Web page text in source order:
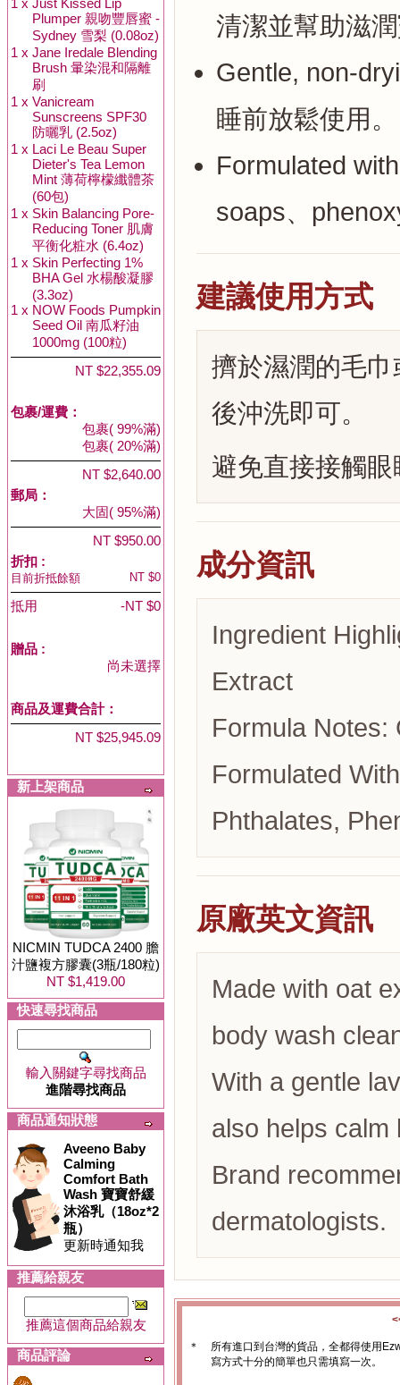
1 x Just Kissed Lip
Plumper 親吻豐唇蜜 -
Sydney 雪梨 (0.08oz)
1 x Jane Iredale Blending
Brush 暈染混和隔離
刷
1 x Vanicream
Sunscreens SPF30
防曬乳 (2.5oz)
1 x Laci Le Beau Super
Dieter's Tea Lemon
Mint 薄荷檸檬纖體茶
(60包)
1 x Skin Balancing Pore-
Reducing Toner 肌膚
平衡化粧水 (6.4oz)
1 x Skin Perfecting 1%
BHA Gel 水楊酸凝膠
(3.3oz)
1 x NOW Foods Pumpkin
Seed Oil 南瓜籽油
1000mg (100粒)
NT $22,355.09
包裹/運費：
包裹( 99%滿)
包裹( 20%滿)
NT $2,640.00
郵局：
大固( 95%滿)
NT $950.00
折扣 :
目前折抵餘額 NT $0
抵用 -NT $0
贈品 :
尚未選擇
商品及運費合計：
NT $25,945.09
新上架商品
NICMIN TUDCA 2400 膽
汁鹽複方膠囊(3瓶/180粒)
NT $1,419.00
快速尋找商品
輸入關鍵字尋找商品
進階尋找商品
商品通知狀態
Aveeno Baby
Calming
Comfort Bath
Wash 寶寶舒緩
沐浴乳（18oz*2
瓶）
更新時通知我
推薦給親友
推薦這個商品給親友
商品評論
清潔並幫助滋
Gentle, non-
睡前放鬆使用。
Formulated
soaps、
建議使用方式
擠於濕潤的毛
後沖洗即可。
避免直接接觸
成分資訊
Ingredient
Extract
Formula Notes:
Formulated
Phthalates,
原廠英文資訊
Made with oat
body wash
With a gentle
also helps calm
Brand
dermatologists.
＊
所有進口到台灣的貨品，全都得使用
寫方式十分的簡單也只需填寫一次。